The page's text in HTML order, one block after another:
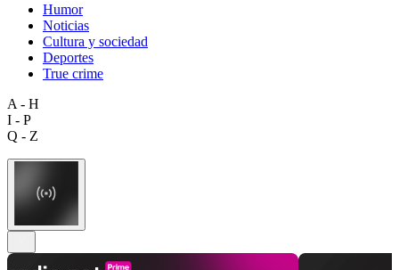
Humor
Noticias
Cultura y sociedad
Deportes
True crime
A - H
I - P
Q - Z